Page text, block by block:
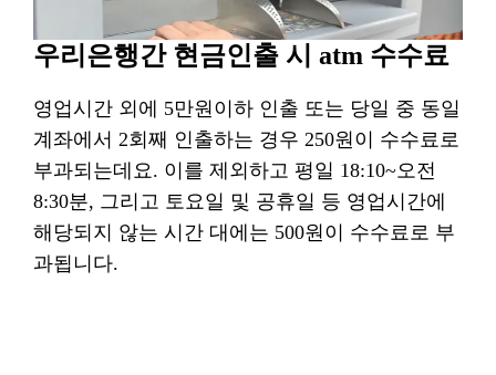
우리은행간 현금인출 시 atm 수수료
영업시간 외에 5만원이하 인출 또는 당일 중 동일
계좌에서 2회째 인출하는 경우 250원이 수수료로
부과되는데요. 이를 제외하고 평일 18:10~오전
8:30분, 그리고 토요일 및 공휴일 등 영업시간에
해당되지 않는 시간 대에는 500원이 수수료로 부
과됩니다.